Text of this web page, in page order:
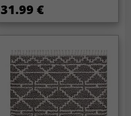
31.99 €